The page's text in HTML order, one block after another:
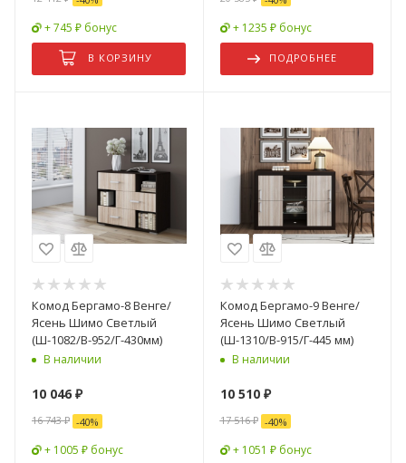
+ 745 ₽ бонус
В КОРЗИНУ
+ 1235 ₽ бонус
ПОДРОБНЕЕ
Комод Бергамо-8 Венге/
Ясень Шимо Светлый
(Ш-1082/В-952/Г-430мм)
В наличии
10 046 ₽
16 743₽ -40%
+ 1005 ₽ бонус
Комод Бергамо-9 Венге/
Ясень Шимо Светлый
(Ш-1310/В-915/Г-445 мм)
В наличии
10 510₽
17 516₽ -40%
+ 1051 ₽ бонус